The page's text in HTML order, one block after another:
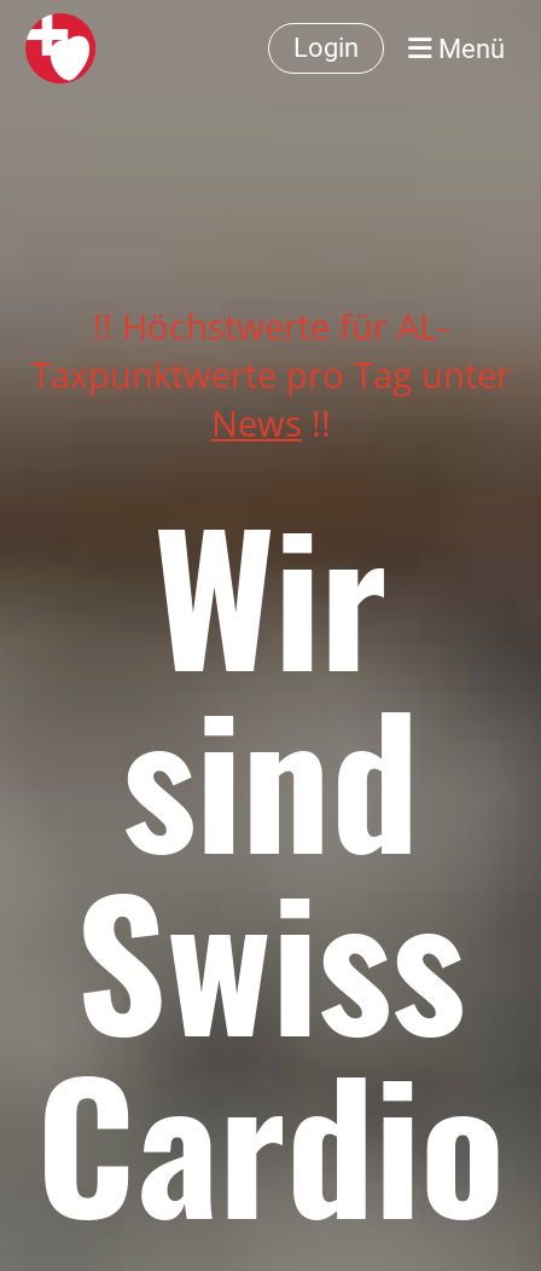
Login Menü
!! Höchstwerte für AL-
Taxpunktwerte pro Tag unter
News !!
Wir
sind
Swiss
Cardio